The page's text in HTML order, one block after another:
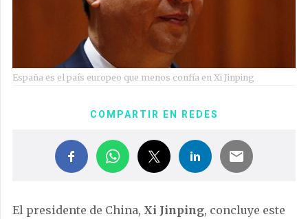
España es el país europeo que menos confía en Xi Jinping
COMPARTIR EN REDES
El presidente de China, Xi Jinping, concluye este